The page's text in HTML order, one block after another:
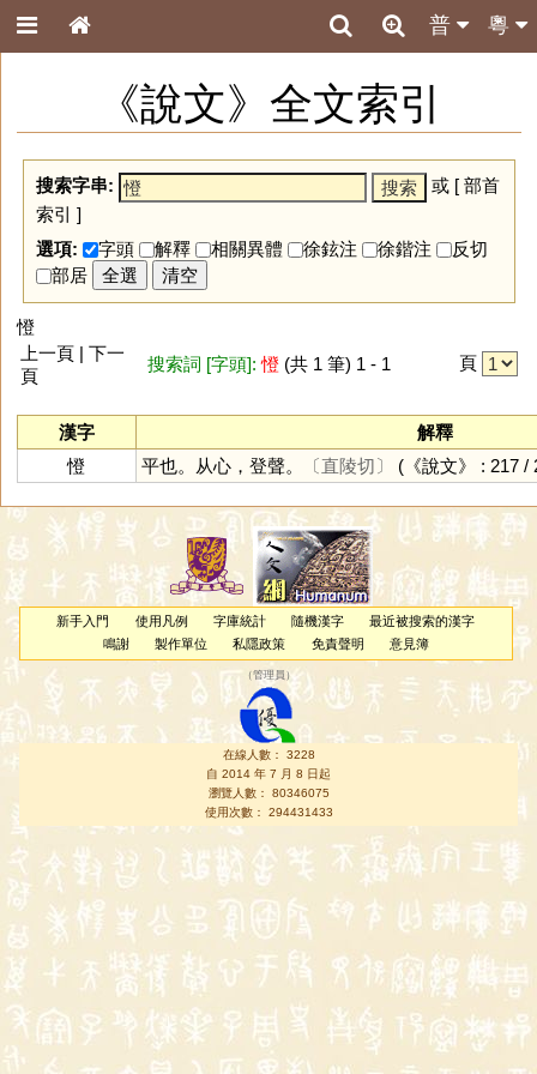
粵
普
《說文》全文索引
搜索字串: 或 [ 部首
索引 ]
選項:
字頭 解釋 相關異體 徐鉉注 徐鍇注
反切
部居
全選 清空
憕
上一頁 | 下一
頁
搜索詞 [字頭]:憕(共 1 筆) 1 - 1 頁
漢字
解釋
憕
平也。从心，登聲。 〔直陵切〕 (《說文》 : 217 /
新手入門 使用凡例 字庫統計 隨機漢字
最近被搜索的漢字
鳴謝
製作單位 私隱政策 免責聲明 意見簿
（管理員 ）
在線人數： 3228
自 2014 年 7 月 8 日起
瀏覽人數： 80346075
使用次數： 294431433